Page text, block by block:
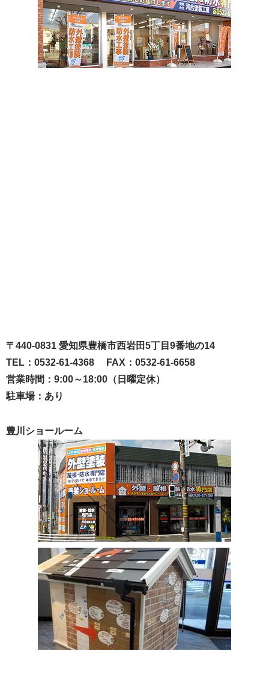
〒440-0831 愛知県豊橋市西岩田5丁目9番地の14
TEL：0532-61-4368 FAX：0532-61-6658
営業時間：9:00～18:00（日曜定休）
駐車場：あり
豊川ショールーム